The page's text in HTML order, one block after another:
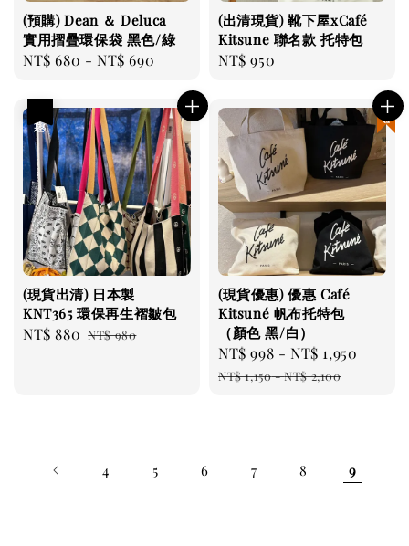
(預購) Dean ＆ Deluca
實用摺疊環保袋 黑色/綠
Regular
NT$ 680 -NT$ 690
(出清現貨) 靴下屋xCafé
Kitsune 聯名款 托特包
Regular
NT$ 950
(現貨出清) 日本製
KNT365 環保再生褶皺包
Sale
NT$ 880 Regular
NT$ 980
(現貨優惠) 優惠 Café
Kitsuné 帆布托特包
（顏色 黑/白）
Sale
price
NT$ 998 -NT$ 1,950
NT$ 1,150-NT$ 2,100
4 5 6 7 8 9